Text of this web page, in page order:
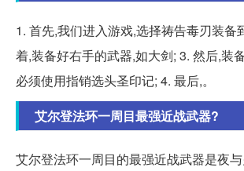
1. 首先,我们进入游戏,选择祷告毒刃装备
着,装备好右手的武器,如大剑; 3. 然后,装
必须使用指销选头圣印记; 4. 最后,。
艾尔登法环一周目最强近战武器?
艾尔登法环一周目的最强近战武器是夜